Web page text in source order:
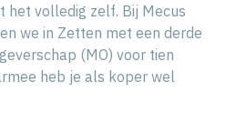
volledig zelf. Bij Mecus
we in Zetten met een derde
(MO) voor tien
heb je als koper wel